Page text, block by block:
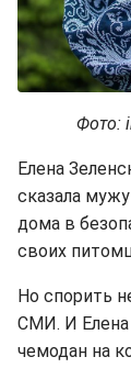
Фото:
Елена
сказала
дома в
своих
Но спорить
СМИ. И Елена
чемодан на